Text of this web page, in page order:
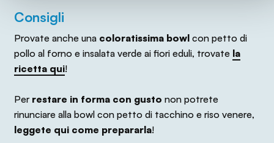
Consigli
Provate anche una coloratissima bowlcon petto di
pollo al forno e insalata verde ai fiori eduli, trovate la
ricetta qui!
Per restare in forma con gusto non potrete
rinunciare alla bowl con petto di tacchino e riso venere,
leggete qui come prepararla!